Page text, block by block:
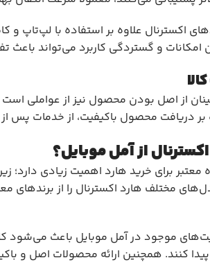
اکسترنال علاوه بر استفاده با لپ‌تاپ و
امکانات و گستردگی کاربرد می‌تواند
از اصل بودن محصول نیز از عواملی
دریافت محصول باکیفیت، از خدمات پس
از آمل موبایل؟
برای خرید هارد اهمیت زیادی
مختلف هارد اکسترنال را از برندهای
کنند. همچنین ارائه محصولات اصل و